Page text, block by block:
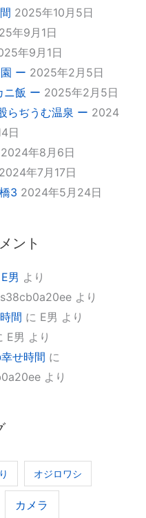
2025年10月5日
年9月1日
年9月1日
ー 2025年2月5日
ニ飯 ー 2025年2月5日
らぢうむ温泉 ー 2024
日
2024年8月6日
2024年7月17日
3 2024年5月24日
ント
E男 より
より
間 に E男 より
E男 より
せ時間 に
より
オジロワシ
カメラ